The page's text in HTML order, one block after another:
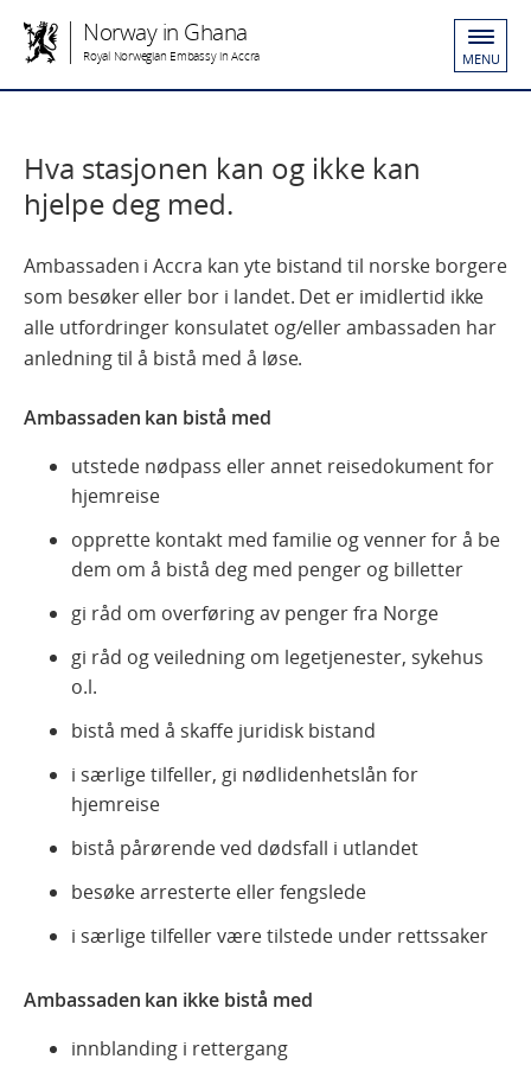
Norway in Ghana
Royal Norwegian Embassy in Accra MENU
Hva stasjonen kan og ikke kan
hjelpe deg med.
Ambassaden i Accra kan yte bistand til norske borgere
som besøker eller bor i landet. Det er imidlertid ikke
alle utfordringer konsulatet og/eller ambassaden har
anledning til å bistå med å løse.
Ambassaden kan bistå med
utstede nødpass eller annet reisedokument for
hjemreise
opprette kontakt med familie og venner for å be
dem om å bistå deg med penger og billetter
gi råd om overføring av penger fra Norge
gi råd og veiledning om legetjenester, sykehus
o.l.
bistå med å skaffe juridisk bistand
i særlige tilfeller, gi nødlidenhetslån for
hjemreise
bistå pårørende ved dødsfall i utlandet
besøke arresterte eller fengslede
i særlige tilfeller være tilstede under rettssaker
Ambassaden kan ikke bistå med
innblanding i rettergang